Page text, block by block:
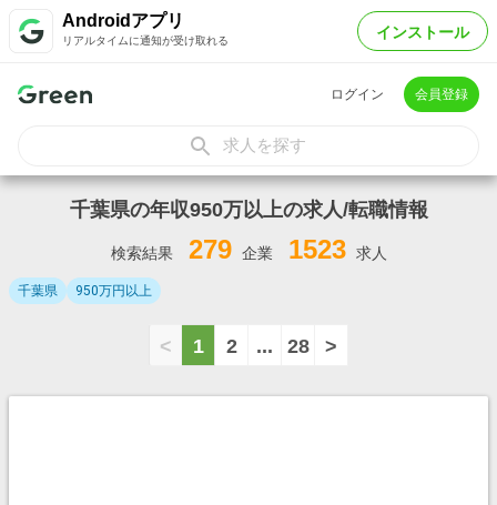
Androidアプリ
リアルタイムに通知が受け取れる インストール
ログイン 会員登録
求人を探す
千葉県の年収950万以上の求人/転職情報
検索結果 279 企業 1523 求人
千葉県 950万円以上
< 1 2 ... 28 >